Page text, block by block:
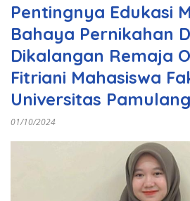
Pentingnya Edukasi
Bahaya Pernikahan
Dikalangan Remaja
Fitriani Mahasiswa
Universitas
01/10/2024